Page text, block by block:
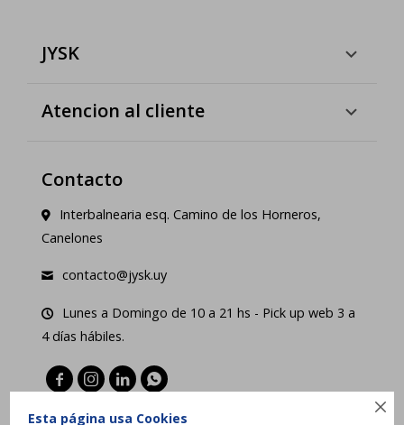

Esta página usa Cookies
JYSK
Atencion al cliente
Contacto
Interbalnearia esq. Camino de los Horneros,
Canelones
contacto@jysk.uy
Lunes a Domingo de 10 a 21 hs - Pick up web 3 a
4 días hábiles.
   